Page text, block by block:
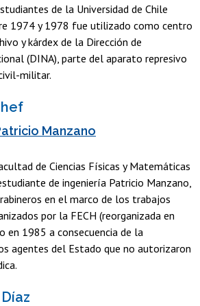
de la Universidad de Chile
1974 y 1978 fue utilizado como centro
y kárdex de la Dirección de
(DINA), parte del aparato represivo
militar.
Manzano
de Ciencias Físicas y Matemáticas
de ingeniería Patricio Manzano,
en el marco de los trabajos
por la FECH (reorganizada en
en 1985 a consecuencia de la
agentes del Estado que no autorizaron